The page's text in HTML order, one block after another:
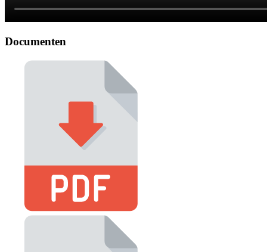
Documenten